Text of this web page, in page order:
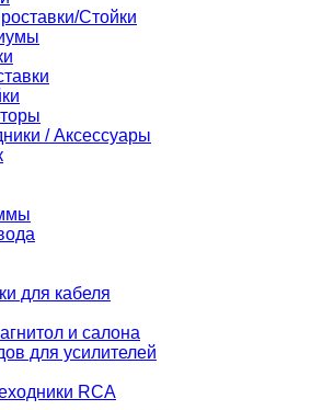
Стойки
/ Аксессуары
для кабеля
и салона
для усилителей
RCA